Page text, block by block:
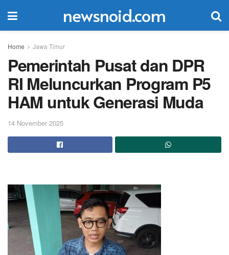
newsnoid.com
Home Jawa Timur
Pemerintah Pusat dan DPR
RI Meluncurkan Program P5
HAM untuk Generasi Muda
14 November 2025